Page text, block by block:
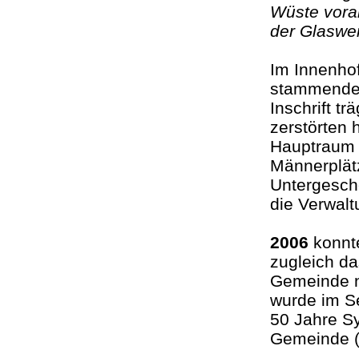
Wüste
der
Im
Inschrift
zerstörten
die
2006
zugleich
Gemeinde
wurde im
50 Jahre